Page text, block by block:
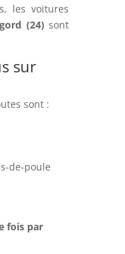
les voitures
(24) sont
sur
sont :
de-poule
fois par